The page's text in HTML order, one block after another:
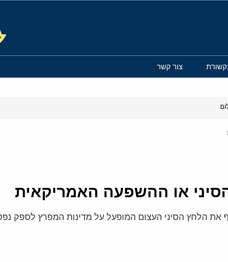
צור קשר
או ההשפעה האמריקאית
את הלחץ הסיני העצום המופעל על מדינות המפרץ לספק